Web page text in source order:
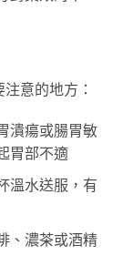
意的地方：
潰瘍或腸胃敏
胃部不適
溫水送服，有
、濃茶或酒精